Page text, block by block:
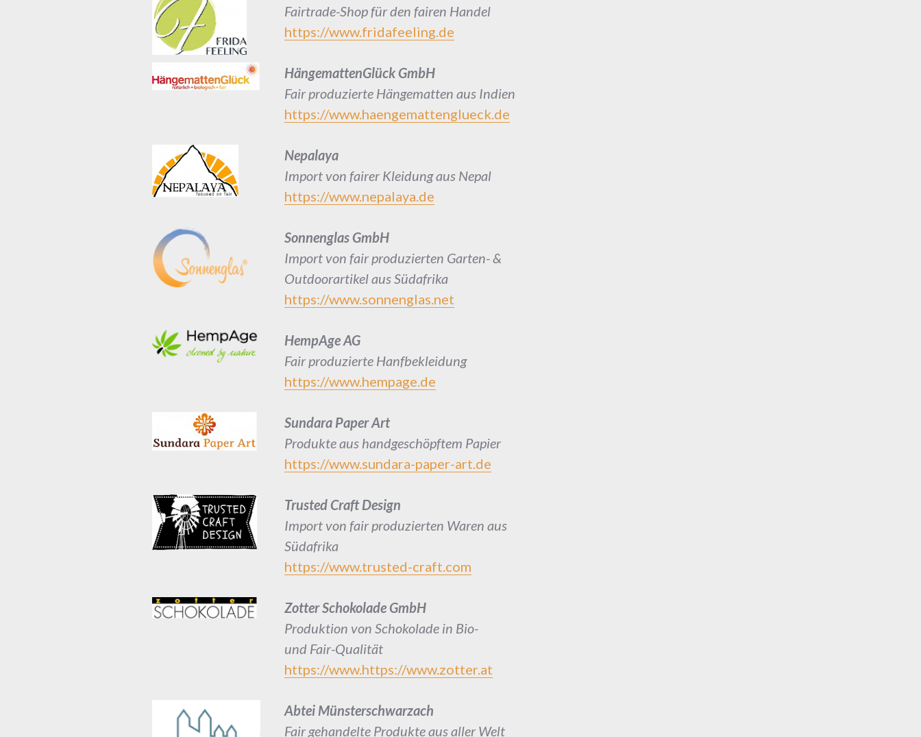
Fairtrade-Shop für den fairen Handel
https://www.fridafeeling.de
HängemattenGlück GmbH
Fair produzierte Hängematten aus Indien
https://www.haengemattenglueck.de
Nepalaya
Import von fairer Kleidung aus Nepal
https://www.nepalaya.de
Sonnenglas GmbH
Import von fair produzierten Garten- &
Outdoorartikel aus Südafrika
https://www.sonnenglas.net
HempAge AG
Fair produzierte Hanfbekleidung
https://www.hempage.de
Sundara Paper Art
Produkte aus handgeschöpftem Papier
https://www.sundara-paper-art.de
Trusted Craft Design
Import von fair produzierten Waren aus
Südafrika
https://www.trusted-craft.com
Zotter Schokolade GmbH
Produktion von Schokolade in Bio-
und Fair-Qualität
https://www.https://www.zotter.at
Abtei Münsterschwarzach
Fair gehandelte Produkte aus aller Welt